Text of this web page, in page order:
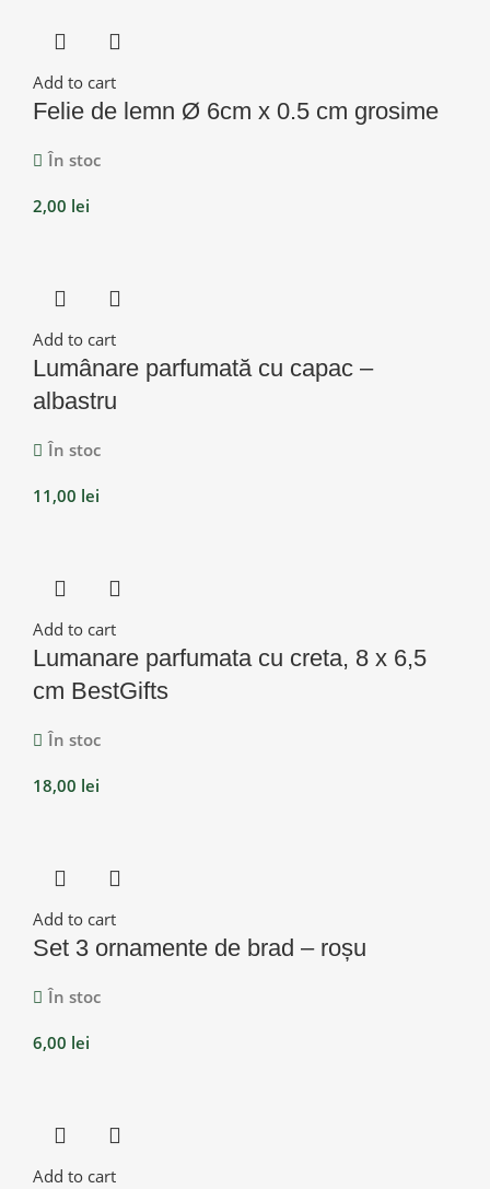
Add to cart
Felie de lemn Ø 6cm x 0.5 cm grosime
În stoc
2,00 lei
Add to cart
Lumânare parfumată cu capac –
albastru
În stoc
11,00 lei
Add to cart
Lumanare parfumata cu creta, 8 x 6,5
cm BestGifts
În stoc
18,00 lei
Add to cart
Set 3 ornamente de brad – roșu
În stoc
6,00 lei
Add to cart